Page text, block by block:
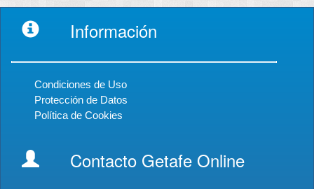
Información
Condiciones de Uso
Protección de Datos
Política de Cookies
Contacto Getafe Online